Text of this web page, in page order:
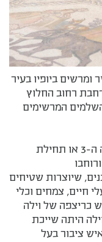
ומרשים ביופיו בעיר
רחוב החלוץ
המרשימים
הוא תוארך לתקופה הרומית (סוף המאה ה-3 או תחילת
מכ 2.4 מיליון אבנים, שיוצרות שטיחים
חיים, צמחים וכלי
כריצפה של וילה
היתה שייכת
ציבור בעל